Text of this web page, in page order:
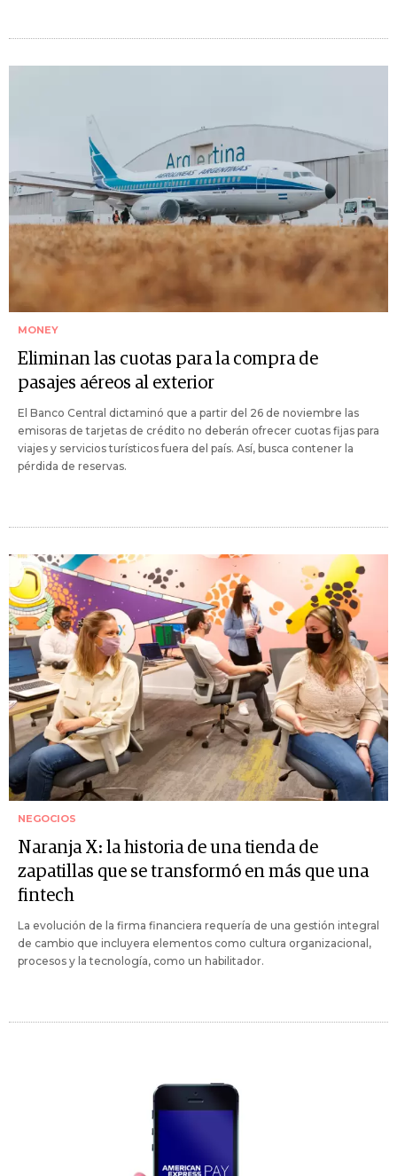
MONEY
Eliminan las cuotas para la compra de
pasajes aéreos al exterior
El Banco Central dictaminó que a partir del 26 de noviembre las
emisoras de tarjetas de crédito no deberán ofrecer cuotas fijas para
viajes y servicios turísticos fuera del país. Así, busca contener la
pérdida de reservas.
NEGOCIOS
Naranja X: la historia de una tienda de
zapatillas que se transformó en más que una
fintech
La evolución de la firma financiera requería de una gestión integral
de cambio que incluyera elementos como cultura organizacional,
procesos y la tecnología, como un habilitador.